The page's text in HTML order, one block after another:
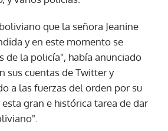
que la señora Jeanine
y en este momento se
de la policía", había anunciado
sus cuentas de Twitter y
a las fuerzas del orden por su
gran e histórica tarea de dar